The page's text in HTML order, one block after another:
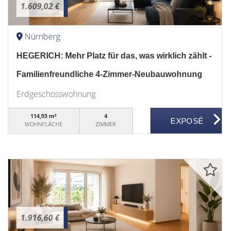
1.609,02 €
Nürnberg
HEGERICH: Mehr Platz für das, was wirklich zählt -
Familienfreundliche 4-Zimmer-Neubauwohnung
Erdgeschosswohnung
114,93 m²
WOHNFLÄCHE
4
ZIMMER
1.916,60 €